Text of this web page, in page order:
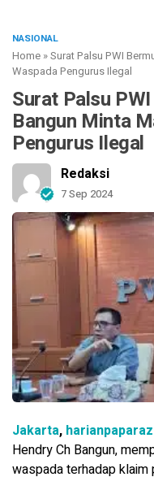
NASIONAL
Home »Surat Palsu PWI
Waspada Pengurus Ilegal
Surat Palsu
Bangun Minta
Pengurus Ilegal
Redaksi
7 Sep 2024
Jakarta,
Hendry Ch Bangun,
waspada terhadap klaim